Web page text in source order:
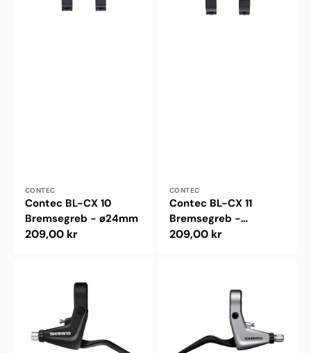
Forhandler:
CONTEC
Contec BL-CX 10
Bremsegreb - ø24mm
Normalpris
209,00 kr
Forhandler:
CONTEC
Contec BL-CX 11
Bremsegreb -
ø31.8mm
Normalpris
209,00 kr
Bremsegreb